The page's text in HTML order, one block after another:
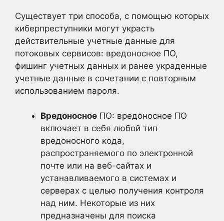
Существует три способа, с помощью которых
киберпреступники могут украсть
действительные учетные данные для
потоковых сервисов: вредоносное ПО,
фишинг учетных данных и ранее украденные
учетные данные в сочетании с повторным
использованием пароля.
Вредоносное ПО: вредоносное ПО
включает в себя любой тип
вредоносного кода,
распространяемого по электронной
почте или на веб-сайтах и
устанавливаемого в системах и
серверах с целью получения контроля
над ним. Некоторые из них
предназначены для поиска